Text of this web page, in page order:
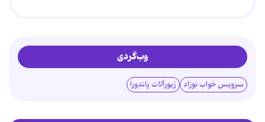
وب‌گردی
سرویس خواب نوزاد زیورآلات پاندورا